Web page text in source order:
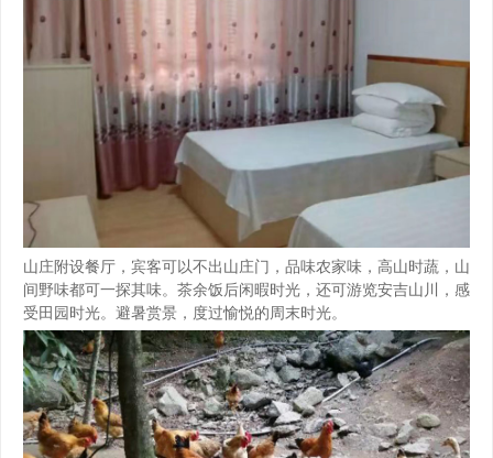
山庄附设餐厅，宾客可以不出山庄门，品味农家味，高山时蔬，山
间野味都可一探其味。茶余饭后闲暇时光，还可游览安吉山川，感
受田园时光。避暑赏景，度过愉悦的周末时光。